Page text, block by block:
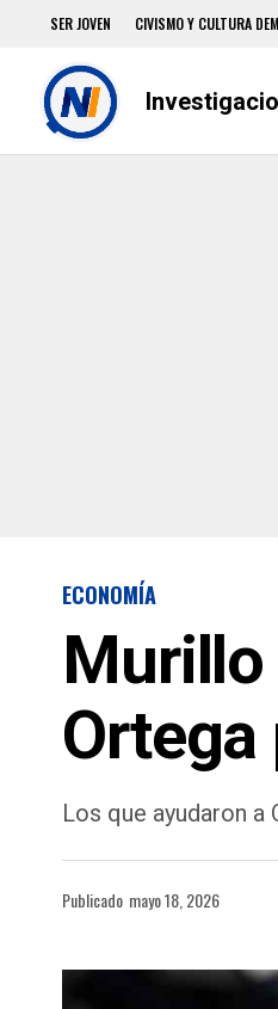
SER JOVEN CIVISMO Y CULTURA
ECONOMÍA
Murillo
Los que ayudaron
Publicado mayo 18, 2026